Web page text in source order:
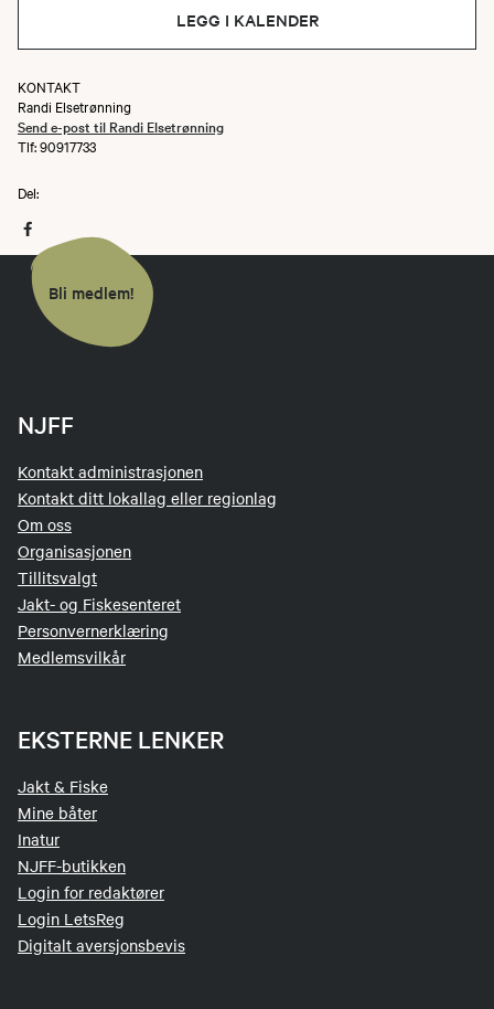
LEGG I KALENDER
KONTAKT
Randi Elsetrønning
Send e-post til Randi Elsetrønning
Tlf: 90917733
Del:
Bli medlem!
NJFF
Kontakt administrasjonen
Kontakt ditt lokallag eller regionlag
Om oss
Organisasjonen
Tillitsvalgt
Jakt- og Fiskesenteret
Personvernerklæring
Medlemsvilkår
EKSTERNE LENKER
Jakt & Fiske
Mine båter
Inatur
NJFF-butikken
Login for redaktører
Login LetsReg
Digitalt aversjonsbevis